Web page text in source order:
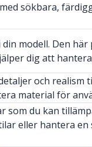
sökbara,
modell. Den
dig att
och realism
material för
du kan
eller hantera